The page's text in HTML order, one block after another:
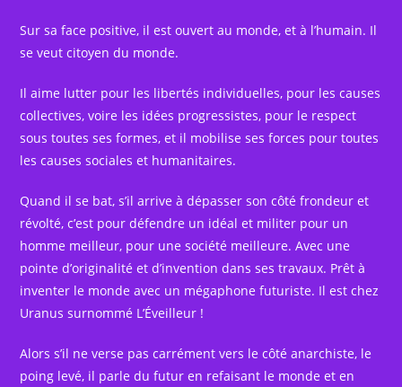
Sur sa face positive, il est ouvert au monde, et à l’humain. Il
se veut citoyen du monde.
Il aime lutter pour les libertés individuelles, pour les causes
collectives, voire les idées progressistes, pour le respect
sous toutes ses formes, et il mobilise ses forces pour toutes
les causes sociales et humanitaires.
Quand il se bat, s’il arrive à dépasser son côté frondeur et
révolté, c’est pour défendre un idéal et militer pour un
homme meilleur, pour une société meilleure. Avec une
pointe d’originalité et d’invention dans ses travaux. Prêt à
inventer le monde avec un mégaphone futuriste. Il est chez
Uranus surnommé L’Éveilleur !
Alors s’il ne verse pas carrément vers le côté anarchiste, le
poing levé, il parle du futur en refaisant le monde et en